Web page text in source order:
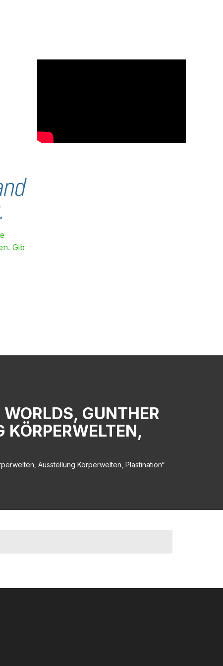
Gib
GUNTHER
KÖRPERWELTEN,
Ausstellung Körperwelten, Plastination“